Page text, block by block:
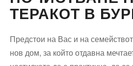
ТЕРАКОТ В
Предстои на Вас и на
нов дом, за който отдавна